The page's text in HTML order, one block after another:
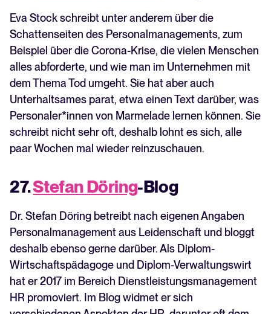
Eva Stock schreibt unter anderem über die
Schattenseiten des Personalmanagements, zum
Beispiel über die Corona-Krise, die vielen Menschen
alles abforderte, und wie man im Unternehmen mit
dem Thema Tod umgeht. Sie hat aber auch
Unterhaltsames parat, etwa einen Text darüber, was
Personaler*innen von Marmelade lernen können. Sie
schreibt nicht sehr oft, deshalb lohnt es sich, alle
paar Wochen mal wieder reinzuschauen.
27.Stefan Döring-Blog
Dr. Stefan Döring betreibt nach eigenen Angaben
Personalmanagement aus Leidenschaft und bloggt
deshalb ebenso gerne darüber. Als Diplom-
Wirtschaftspädagoge und Diplom-Verwaltungswirt
hat er 2017 im Bereich Dienstleistungsmanagement
HR promoviert. Im Blog widmet er sich